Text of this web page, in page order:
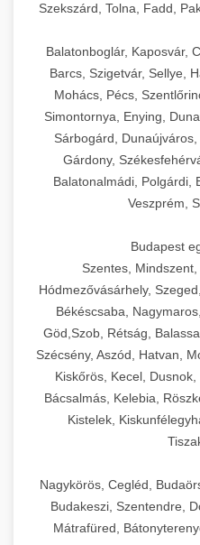
Szekszárd, Tolna, Fadd,
Balatonboglár, Kaposvár,
Barcs, Szigetvár, Sellye,
Mohács, Pécs,
Simontornya, Enying,
Sárbogárd,
Gárdony,
Balatonalmádi, Polgárdi,
Veszprém,
Budapest
Szentes,
Hódmezővásárhely,
Békéscsaba,
Göd,Szob, Rétság,
Szécsény, Aszód, Hatvan,
Kiskőrös, Kecel,
Bácsalmás, Kelebia,
Kistelek,
Nagykörös, Cegléd,
Budakeszi, Szentendre,
Mátrafüred,